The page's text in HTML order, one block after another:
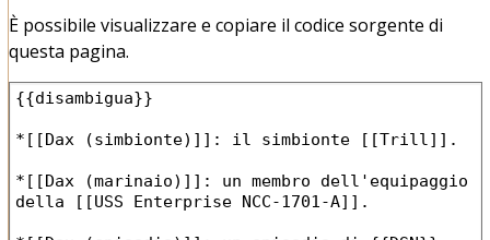
È possibile visualizzare e copiare il codice sorgente di
questa pagina.